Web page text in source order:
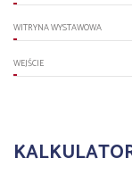
WITRYNA WYSTAWOWA
WEJŚCIE